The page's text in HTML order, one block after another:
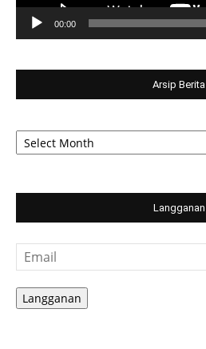
00:00
Arsip Berita
Arsip
Berita
Langganan
Email
Langganan